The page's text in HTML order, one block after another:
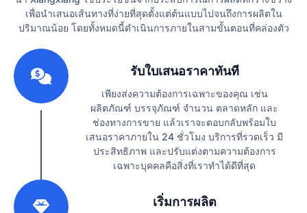
เพื่อนำเสนอเส้นทางที่ง่ายที่สุดตั้งแต่ต้นแบบไปจนถึงการผลิตใน
ปริมาณน้อย โดยทั้งหมดนี้ดำเนินการภายในสามขั้นตอนที่คล่องตัว
รับใบเสนอราคาทันที
เพียงส่งความต้องการเฉพาะของคุณ เช่น
ผลิตภัณฑ์ บรรจุภัณฑ์ จำนวน ตลาดหลัก และ
ช่องทางการขาย แล้วเราจะตอบกลับพร้อมใบ
เสนอราคาภายใน 24 ชั่วโมง บริการที่รวดเร็ว มี
ประสิทธิภาพ และปรับแต่งตามความต้องการ
เฉพาะบุคคลคือสิ่งที่เราทำได้ดีที่สุด
เริ่มการผลิต